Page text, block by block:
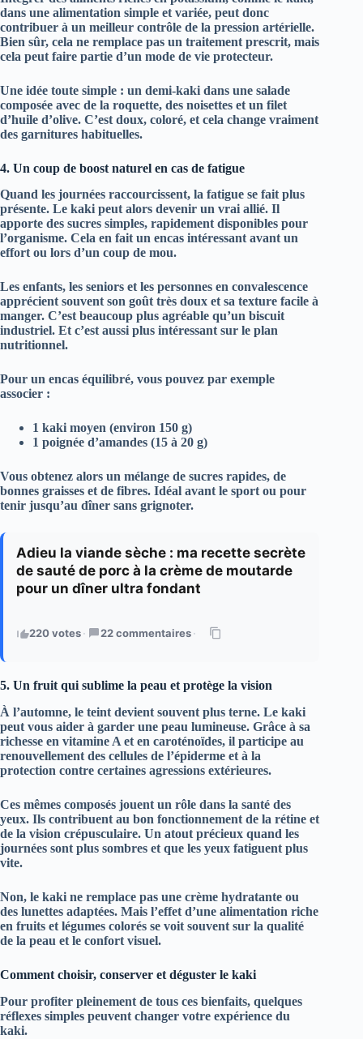
dans une alimentation simple et variée, peut donc
contribuer à un meilleur contrôle de la pression artérielle.
Bien sûr, cela ne remplace pas un traitement prescrit, mais
cela peut faire partie d’un mode de vie protecteur.
Une idée toute simple : un demi-kaki dans une salade
composée avec de la roquette, des noisettes et un filet
d’huile d’olive. C’est doux, coloré, et cela change vraiment
des garnitures habituelles.
4. Un coup de boost naturel en cas de fatigue
Quand les journées raccourcissent, la fatigue se fait plus
présente. Le kaki peut alors devenir un vrai allié. Il
apporte des sucres simples, rapidement disponibles pour
l’organisme. Cela en fait un encas intéressant avant un
effort ou lors d’un coup de mou.
Les enfants, les seniors et les personnes en convalescence
apprécient souvent son goût très doux et sa texture facile à
manger. C’est beaucoup plus agréable qu’un biscuit
industriel. Et c’est aussi plus intéressant sur le plan
nutritionnel.
Pour un encas équilibré, vous pouvez par exemple
associer :
1 kaki moyen (environ 150 g)
1 poignée d’amandes (15 à 20 g)
Vous obtenez alors un mélange de sucres rapides, de
bonnes graisses et de fibres. Idéal avant le sport ou pour
tenir jusqu’au dîner sans grignoter.
Adieu la viande sèche : ma recette secrète
de sauté de porc à la crème de moutarde
pour un dîner ultra fondant
220 votes· 22 commentaires·
5. Un fruit qui sublime la peau et protège la vision
À l’automne, le teint devient souvent plus terne. Le kaki
peut vous aider à garder une peau lumineuse. Grâce à sa
richesse en vitamine A et en caroténoïdes, il participe au
renouvellement des cellules de l’épiderme et à la
protection contre certaines agressions extérieures.
Ces mêmes composés jouent un rôle dans la santé des
yeux. Ils contribuent au bon fonctionnement de la rétine et
de la vision crépusculaire. Un atout précieux quand les
journées sont plus sombres et que les yeux fatiguent plus
vite.
Non, le kaki ne remplace pas une crème hydratante ou
des lunettes adaptées. Mais l’effet d’une alimentation riche
en fruits et légumes colorés se voit souvent sur la qualité
de la peau et le confort visuel.
Comment choisir, conserver et déguster le kaki
Pour profiter pleinement de tous ces bienfaits, quelques
réflexes simples peuvent changer votre expérience du
kaki.